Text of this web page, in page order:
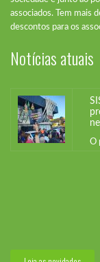
associados. Tem mais
descontos para os
Notícias atuaisO
O